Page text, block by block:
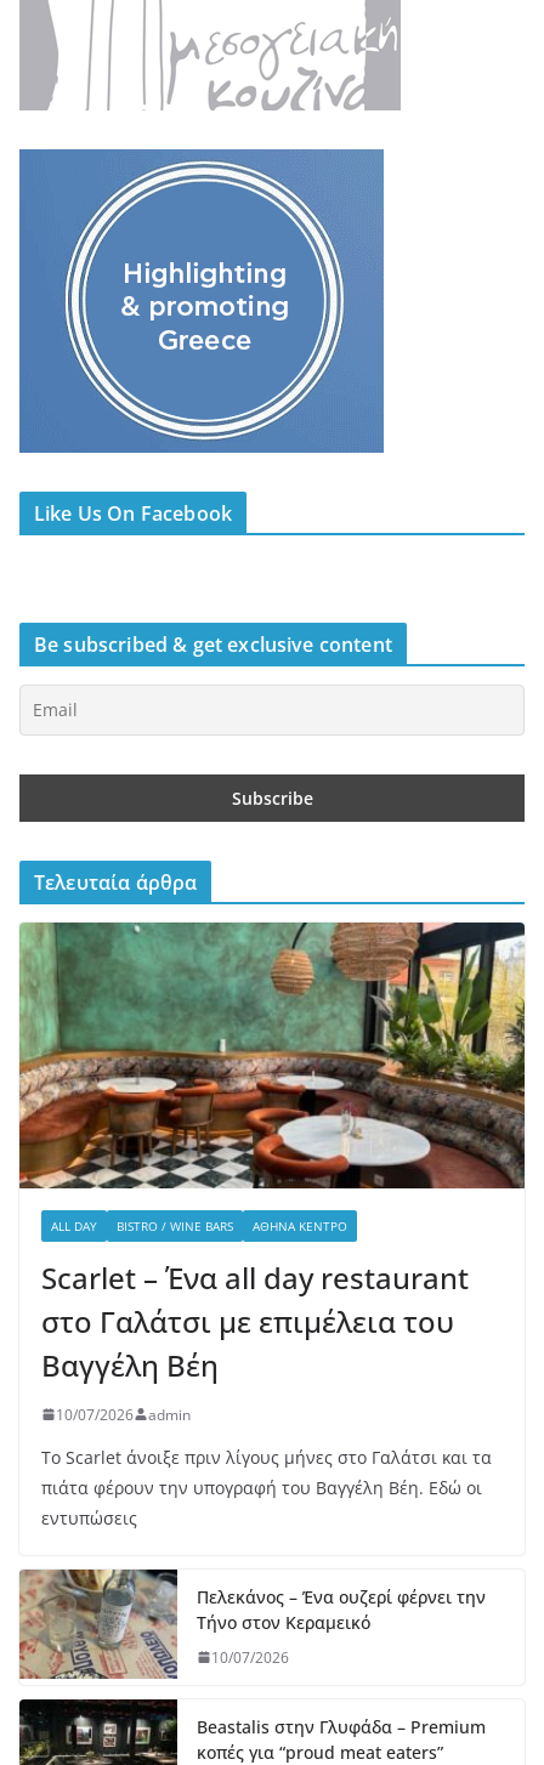
Like Us On Facebook
Be subscribed & get exclusive content
Τελευταία άρθρα
ALL DAY BISTRO / WINE BARS ΑΘΉΝΑ ΚΈΝΤΡΟ
Scarlet – Ένα all day restaurant
στο Γαλάτσι με επιμέλεια του
Βαγγέλη Βέη
10/07/2026 admin
Το Scarlet άνοιξε πριν λίγους μήνες στο Γαλάτσι και τα
πιάτα φέρουν την υπογραφή του Βαγγέλη Βέη. Εδώ οι
εντυπώσεις
Πελεκάνος – Ένα ουζερί φέρνει την
Τήνο στον Κεραμεικό
10/07/2026
Beastalis στην Γλυφάδα – Premium
κοπές για “proud meat eaters”